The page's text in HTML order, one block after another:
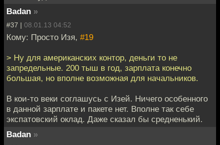
Badan »
#37 | 08.01.13 04:52
Кому: Просто Изя, #19
> Ну для американских контор, деньги то не
запредельные. 200 тыш в год, зарплата конечно
большая, но вполне возможная для начальников.
В кои-то веки соглашусь с Изей. Ничего особенного
в данной зарплате и пакете нет. Вполне так себе
экспатовский оклад. Даже сказал бы средненький.
Badan »